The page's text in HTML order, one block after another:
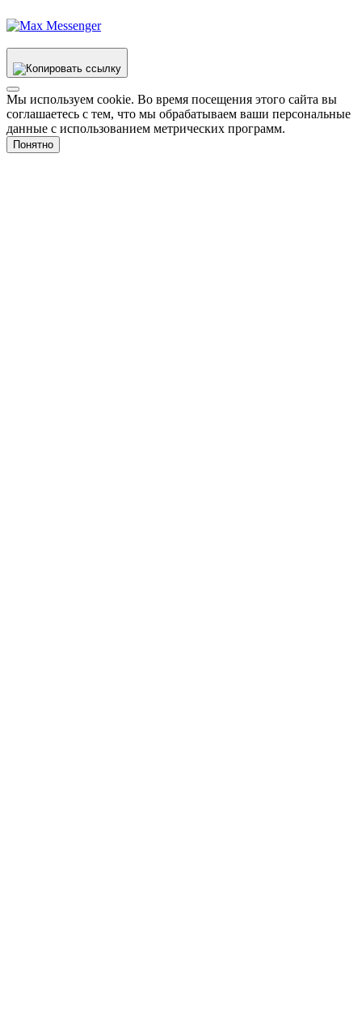
Мы используем cookie. Во время посещения этого сайта вы
соглашаетесь с тем, что мы обрабатываем ваши персональные
данные с использованием метрических программ.
Понятно